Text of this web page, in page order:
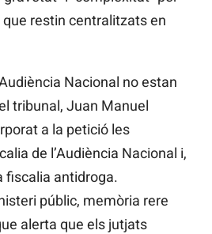
restin centralitzats en
Nacional no estan
tribunal, Juan Manuel
a la petició les
de l’Audiència Nacional i,
fiscalia antidroga.
públic, memòria rere
alerta que els jutjats